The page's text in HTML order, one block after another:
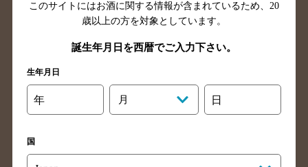
神奈川県のバー検索
千葉県のバー検索
静岡県のバー検索
三重県のバー検索
岐阜県のバー検索
石川県のバー検索
福井県のバー検索
大阪府のバー検索
京都府のバー検索
このサイトにはお酒に関する情報が含まれているため、 20
歳以上の方を対象としています。
誕生年月日を西暦でご入力下さい。
生年月日
年 月 日
国